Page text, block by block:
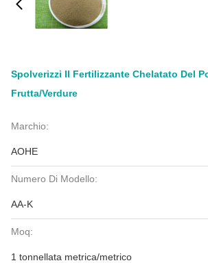
Spolverizzi Il Fertilizzante Chelatato Del
Frutta/verdure
Marchio:
AOHE
Numero Di Modello:
AA-K
Moq:
1 tonnellata metrica/metrico